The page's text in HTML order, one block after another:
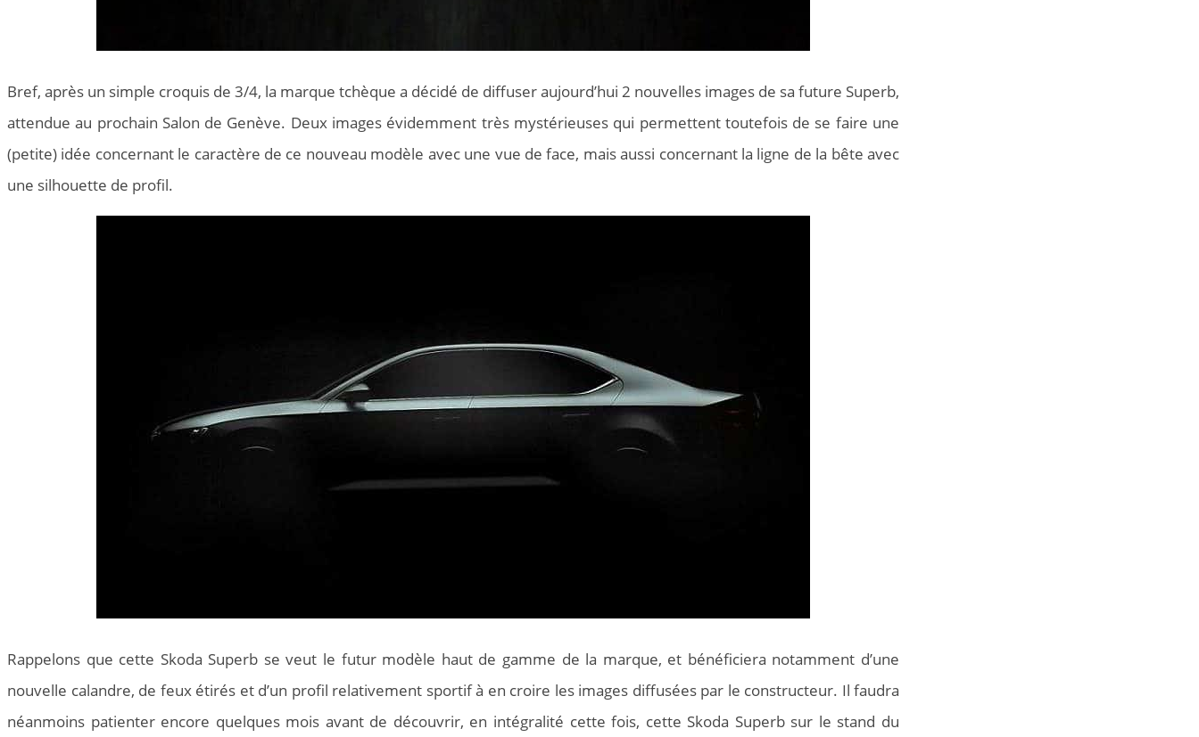
Bref, après un simple croquis de 3/4, la marque tchèque a décidé de diffuser aujourd’hui 2 nouvelles images de sa future Superb,
attendue au prochain Salon de Genève. Deux images évidemment très mystérieuses qui permettent toutefois de se faire une
(petite) idée concernant le caractère de ce nouveau modèle avec une vue de face, mais aussi concernant la ligne de la bête avec
une silhouette de profil.
Rappelons que cette Skoda Superb se veut le futur modèle haut de gamme de la marque, et bénéficiera notamment d’une
nouvelle calandre, de feux étirés et d’un profil relativement sportif à en croire les images diffusées par le constructeur. Il faudra
néanmoins patienter encore quelques mois avant de découvrir, en intégralité cette fois, cette Skoda Superb sur le stand du